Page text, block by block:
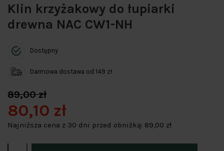
Klin krzyżakowy do łupiarki
drewna NAC CW1-NH
Dostępny
Darmowa dostawa od 149 zł
89,00 zł
80,10 zł
Najniższa cena z 30 dni przed obniżką: 89,00 zł